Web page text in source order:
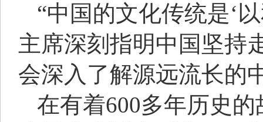
“中国的文化传统是‘
主席深刻指明中国坚持
会深入了解源远流长的
在有着600多年历史